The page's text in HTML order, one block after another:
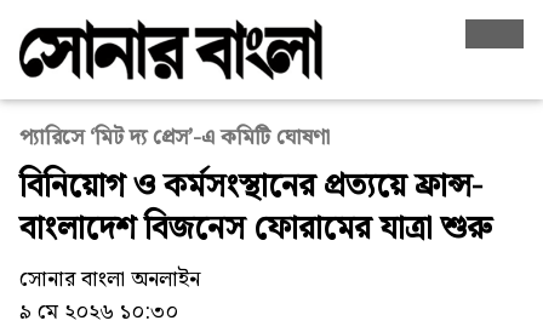
প্যারিসে ‘মিট দ্য প্রেস’-এ কমিটি ঘোষণা
বিনিয়োগ ও কর্মসংস্থানের প্রত্যয়ে ফ্রান্স-
বাংলাদেশ বিজনেস ফোরামের যাত্রা শুরু
সোনার বাংলা অনলাইন
৯ মে ২০২৬ ১০:৩০